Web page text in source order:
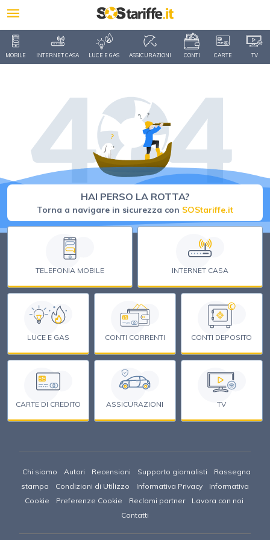
MOBILE INTERNET CASA LUCE E GAS ASSICURAZIONI CONTI CARTE TV
HAI PERSO LA ROTTA?
Torna a navigare in sicurezza con SOStariffe.it
TELEFONIA MOBILE INTERNET CASA
LUCE E GAS CONTI CORRENTI
€
CONTI DEPOSITO
CARTE DI CREDITO ASSICURAZIONI TV
Chi siamo Autori Recensioni Supporto giornalisti
Rassegna
stampa
Condizioni di Utilizzo Informativa Privacy
Informativa
Cookie
Preferenze Cookie Reclami partner
Lavora con noi
Contatti